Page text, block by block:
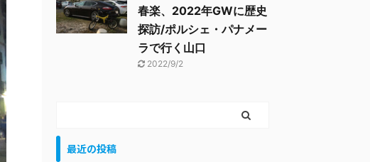
春楽、2022年GWに歴史
探訪/ポルシェ・パナメー
ラで行く山口
2022/9/2
最近の投稿